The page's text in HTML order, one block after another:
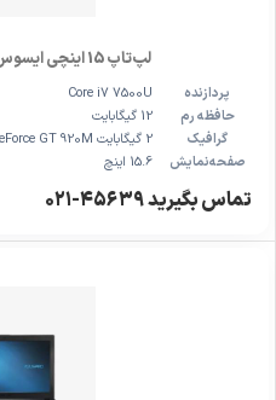
لپ‌تاپ 15 اینچی ایسوس P2540UV - مدل B
پردازنده
Core i7 7500U
حافظه رم
12 گیگابایت
گرافیک
2 گیگابایت GeForce GT 920M
صفحه‌نمایش
15.6 اینچ
تماس بگیرید ۴۵۶۳۹-۰۲۱